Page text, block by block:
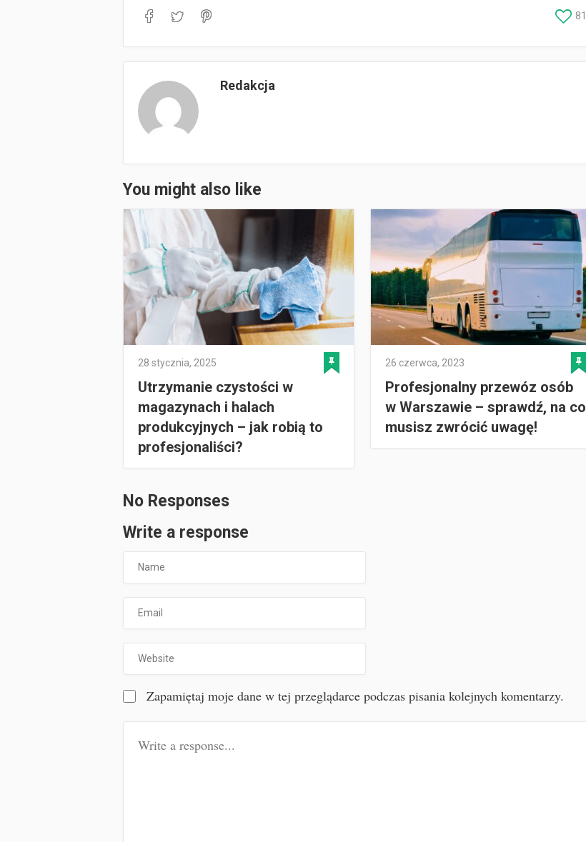
81
Redakcja
You might also like
28 stycznia, 2025
Utrzymanie czystości w
magazynach i halach
produkcyjnych – jak robią to
profesjonaliści?
26 czerwca, 2023
Profesjonalny przewóz osób
w Warszawie – sprawdź, na co
musisz zwrócić uwagę!
No Responses
Write a response
Zapamiętaj moje dane w tej przeglądarce podczas pisania kolejnych komentarzy.